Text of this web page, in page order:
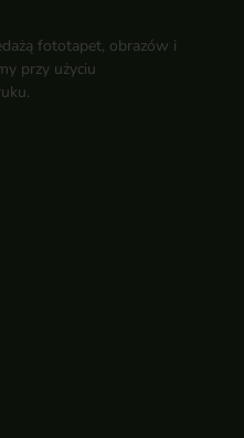
fototapet, obrazów i
przy użyciu